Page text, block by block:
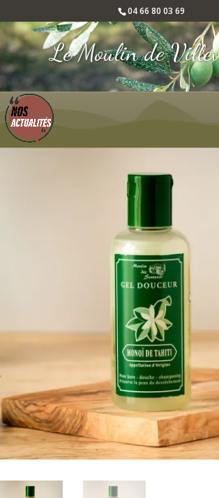
04 66 80 03 69
Le Moulin de